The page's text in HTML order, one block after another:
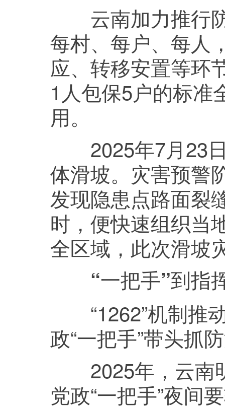
云南加力推行防
每村、每户、每人
应、转移安置等环
1人包保5户的标准
用。
2025年7月23日
体滑坡。灾害预警
发现隐患点路面裂
时，便快速组织当
全区域，此次滑坡
“一把手”到指
“1262”机制推
政“一把手”带头抓
2025年，云南
党政“一把手”夜间